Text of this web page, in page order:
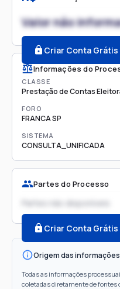
Valor não
Criar Conta Grátis
Informações do
CLASSE
Prestação de Contas
FORO
FRANCA SP
SISTEMA
CONSULTA_UNIFICADA
Partes do Processo
Partes não disponíveis
Criar Conta Grátis
Origem das informações
Todas as informações
coletadas diretamente de fontes